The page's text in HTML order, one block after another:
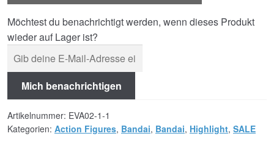
Möchtest du benachrichtigt werden, wenn dieses Produkt
wieder auf Lager ist?
Mich benachrichtigen
Artikelnummer: EVA02-1-1
Kategorien: Action Figures, Bandai, Bandai, Highlight, SALE